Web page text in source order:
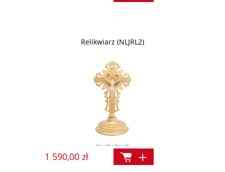
Relikwiarz (NLJRL2)
1 590,00 zł